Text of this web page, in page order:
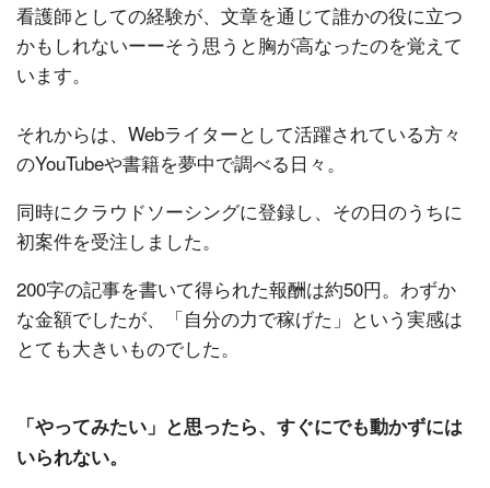
看護師としての経験が、文章を通じて誰かの役に立つ
かもしれないーーそう思うと胸が高なったのを覚えて
います。
それからは、Webライターとして活躍されている方々
のYouTubeや書籍を夢中で調べる日々。
同時にクラウドソーシングに登録し、その日のうちに
初案件を受注しました。
200字の記事を書いて得られた報酬は約50円。わずか
な金額でしたが、「自分の力で稼げた」という実感は
とても大きいものでした。
「やってみたい」と思ったら、すぐにでも動かずには
いられない。